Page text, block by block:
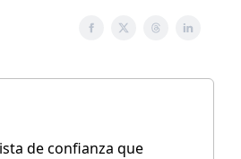
de confianza que